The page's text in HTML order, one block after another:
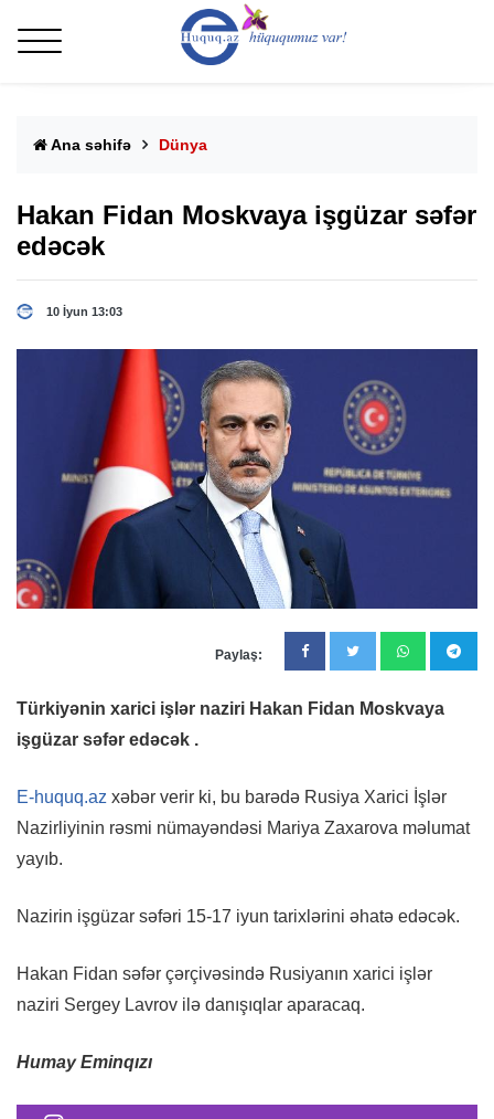
Ana səhifə Dünya
Hakan Fidan Moskvaya işgüzar səfər
edəcək
10 İyun 13:03
Paylaş:
Türkiyənin xarici işlər naziri Hakan Fidan Moskvaya
işgüzar səfər edəcək .
E-huquq.az xəbər verir ki, bu barədə Rusiya Xarici İşlər
Nazirliyinin rəsmi nümayəndəsi Mariya Zaxarova məlumat
yayıb.
Nazirin işgüzar səfəri 15-17 iyun tarixlərini əhatə edəcək.
Hakan Fidan səfər çərçivəsində Rusiyanın xarici işlər
naziri Sergey Lavrov ilə danışıqlar aparacaq.
Humay Eminqızı